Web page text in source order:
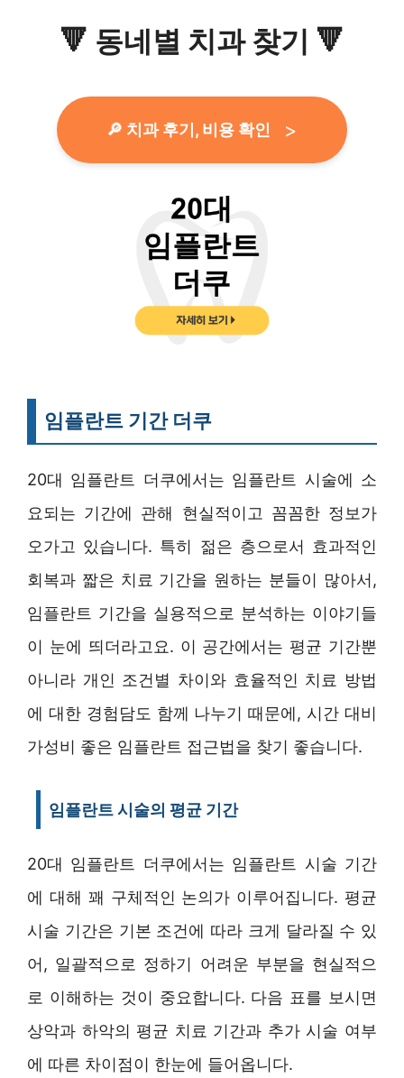
🔻 동네별 치과 찾기 🔻
🔎 치과 후기, 비용 확인
임플란트 기간 더쿠
20대 임플란트 더쿠에서는 임플란트 시술에 소
요되는 기간에 관해 현실적이고 꼼꼼한 정보가
오가고 있습니다. 특히 젊은 층으로서 효과적인
회복과 짧은 치료 기간을 원하는 분들이 많아서,
임플란트 기간을 실용적으로 분석하는 이야기들
이 눈에 띄더라고요. 이 공간에서는 평균 기간뿐
아니라 개인 조건별 차이와 효율적인 치료 방법
에 대한 경험담도 함께 나누기 때문에, 시간 대비
가성비 좋은 임플란트 접근법을 찾기 좋습니다.
임플란트 시술의 평균 기간
20대 임플란트 더쿠에서는 임플란트 시술 기간
에 대해 꽤 구체적인 논의가 이루어집니다. 평균
시술 기간은 기본 조건에 따라 크게 달라질 수 있
어, 일괄적으로 정하기 어려운 부분을 현실적으
로 이해하는 것이 중요합니다. 다음 표를 보시면
상악과 하악의 평균 치료 기간과 추가 시술 여부
에 따른 차이점이 한눈에 들어옵니다.